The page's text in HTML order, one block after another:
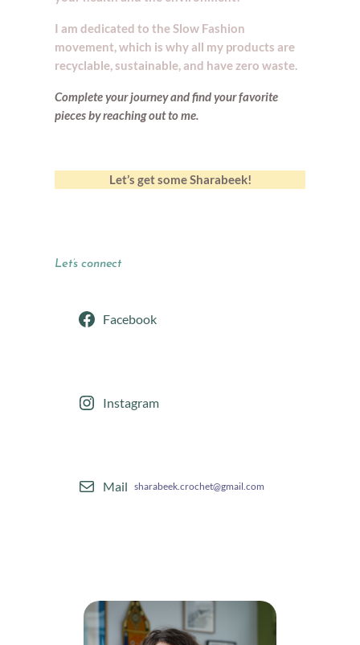
I am dedicated to the Slow Fashion
movement, which is why all my products are
recyclable, sustainable, and have zero waste.
Complete your journey and find yourfavorite
pieces by reaching out to me.
Let’s get some Sharabeek!
Let’s connect
Facebook
Instagram
Mail sharabeek.crochet@gmail.com